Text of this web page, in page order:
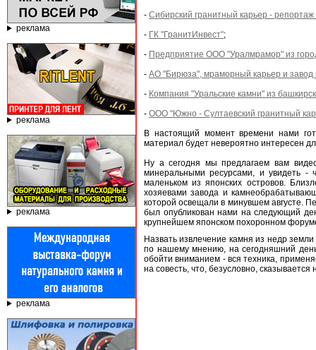
реклама
реклама
реклама
реклама
- Сибирский гранитный карьер -
- ГК "ГранитИнвест";
- Предприятие ООО "Уралмрамор" из
- АО "Бирюза", мраморный карьер и завод
- Компания "Уральские камни" из
- ООО "Южно - Султаевский гранитный
В настоящий момент времени нами
материал будет невероятно интересен
Ну а сегодня мы предлагаем вам
минеральными ресурсами, и увидеть -
маленьком из японских островов.
хозяевами завода и
которой освещали в минувшем августе.
был опубликован нами на следующий
крупнейшем японском похоронном
Назвать извлечение камня из недр
по нашему мнению, на сегодняшний
обойти вниманием - вся техника,
на совесть, что, безусловно, сказывается